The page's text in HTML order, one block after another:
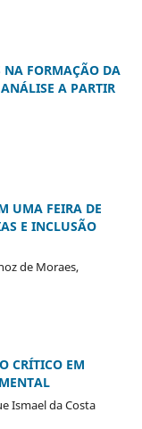
FORMAÇÃO DA
A PARTIR
UMA FEIRA DE
E INCLUSÃO
de Moraes,
CRÍTICO EM
Ismael da Costa